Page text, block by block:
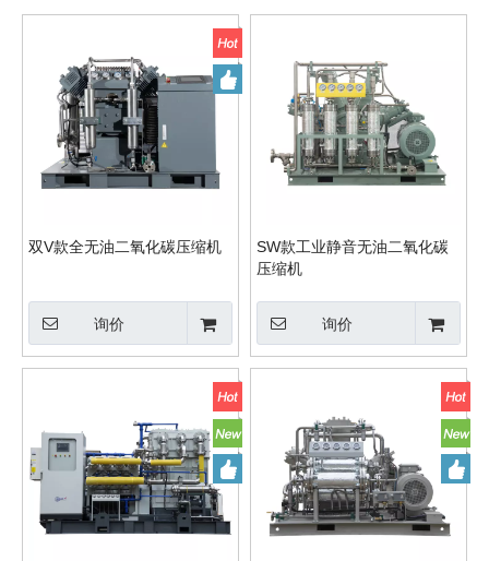
双V款全无油二氧化碳压缩机
询价
SW款工业静音无油二氧化碳
压缩机
询价